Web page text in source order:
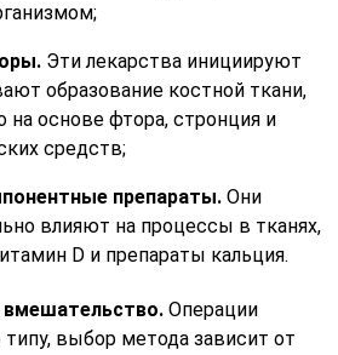
Эти лекарства инициируют
образование костной ткани,
на основе фтора, стронция и
средств;
препараты. Они
влияют на процессы в тканях,
D и препараты кальция.
вмешательство. Операции
типу, выбор метода зависит от